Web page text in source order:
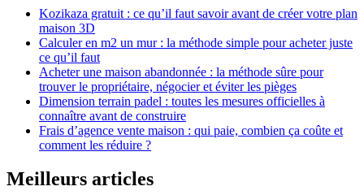
Kozikaza gratuit : ce qu’il faut savoir avant de créer votre plan
maison 3D
Calculer en m2 un mur : la méthode simple pour acheter juste
ce qu’il faut
Acheter une maison abandonnée : la méthode sûre pour
trouver le propriétaire, négocier et éviter les pièges
Dimension terrain padel : toutes les mesures officielles à
connaître avant de construire
Frais d’agence vente maison : qui paie, combien ça coûte et
comment les réduire ?
Meilleurs articles